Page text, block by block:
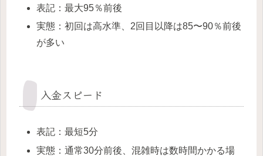
表記：最大95％前後
実態：初回は高水準、2回目以降は85〜90％前後
が多い
入金スピード
表記：最短5分
実態：通常30分前後、混雑時は数時間かかる場